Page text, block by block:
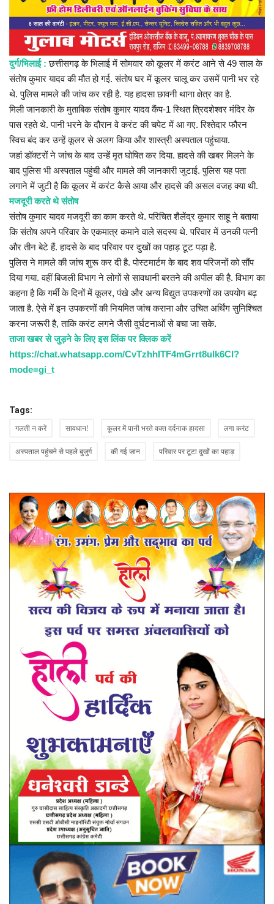
दुर्ग/भिलाई : छत्तीसगढ़ के भिलाई में सोमवार को कूलर में करंट आने से 49 साल के
संतोष कुमार यादव की मौत हो गई. संतोष घर में कूलर चालू कर उसमें पानी भर रहे
थे. पुलिस मामले की जांच कर रही है. यह हादसा छावनी थाना क्षेत्र का है.
मिली जानकारी के मुताबिक संतोष कुमार यादव कैंप-1 स्थित त्रिदशेश्वर मंदिर के
पास रहते थे. पानी भरने के दौरान वे करंट की चपेट में आ गए. रिश्तेदार फौरन
स्विच बंद कर उन्हें कूलर से अलग किया और शास्त्री अस्पताल पहुंचाया.
जहां डॉक्टरों ने जांच के बाद उन्हें मृत घोषित कर दिया. हादसे की खबर मिलने के
बाद पुलिस भी अस्पताल पहुंची और मामले की जानकारी जुटाई. पुलिस यह पता
लगाने में जुटी है कि कूलर में करंट कैसे आया और हादसे की असल वजह क्या थी.
मजदूरी करते थे संतोष
संतोष कुमार यादव मजदूरी का काम करते थे. परिचित शैलेंद्र कुमार साहू ने बताया
कि संतोष अपने परिवार के एकमात्र कमाने वाले सदस्य थे. परिवार में उनकी पत्नी
और तीन बेटे हैं. हादसे के बाद परिवार पर दुखों का पहाड़ टूट पड़ा है.
पुलिस ने मामले की जांच शुरू कर दी है. पोस्टमार्टम के बाद शव परिजनों को सौंप
दिया गया. वहीं बिजली विभाग ने लोगों से सावधानी बरतने की अपील की है. विभाग का
कहना है कि गर्मी के दिनों में कूलर, पंखे और अन्य विद्युत उपकरणों का उपयोग बढ़
जाता है. ऐसे में इन उपकरणों की नियमित जांच कराना और उचित अर्थिंग सुनिश्चित
करना जरूरी है, ताकि करंट लगने जैसी दुर्घटनाओं से बचा जा सके.
ताजा खबर से जुड़ने के लिए इस लिंक पर क्लिक करें
https://chat.whatsapp.com/CvTzhhITF4mGrrt8ulk6CI?
mode=gi_t
Tags:
गलती न करें सावधान! कूलर में पानी भरते वक्त दर्दनाक हादसा लगा करंट
अस्पताल पहुंचने से पहले बुजुर्ग की गई जान परिवार पर टूटा दुखों का पहाड़